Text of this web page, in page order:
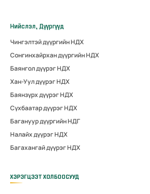
Нийслэл, Дүүргүүд
Чингэлтэй дүүргийн НДХ
Сонгинхайрхан дүүргийн НДХ
Баянгол дүүрэг НДХ
Хан-Уул дүүрэг НДХ
Баянзүрх дүүрэг НДХ
Сүхбаатар дүүрэг НДХ
Багануур дүүргийн НДГ
Налайх дүүрэг НДХ
Багахангай дүүрэг НДХ
ХЭРЭГЦЭЭТ ХОЛБООСУУД